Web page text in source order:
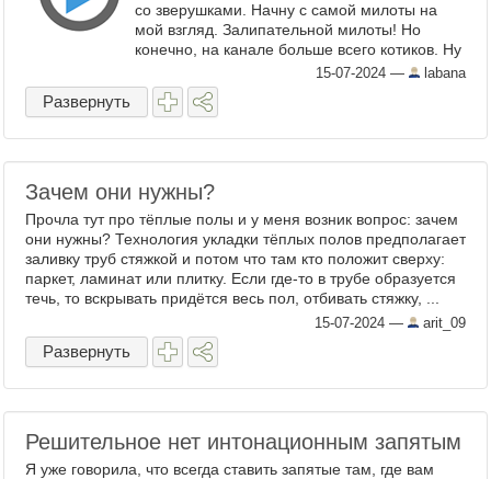
со зверушками. Начну с самой милоты на
мой взгляд. Залипательной милоты! Но
конечно, на канале больше всего котиков. Ну
и любителей котиков у меня в друзьях ...
15-07-2024 — labana
Развернуть
Зачем они нужны?
Прочла тут про тёплые полы и у меня возник вопрос: зачем
они нужны? Технология укладки тёплых полов предполагает
заливку труб стяжкой и потом что там кто положит сверху:
паркет, ламинат или плитку. Если где-то в трубе образуется
течь, то вскрывать придётся весь пол, отбивать стяжку, ...
15-07-2024 — arit_09
Развернуть
Решительное нет интонационным запятым
Я уже говорила, что всегда ставить запятые там, где вам